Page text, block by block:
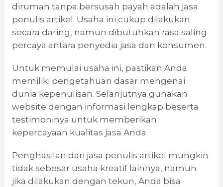
dirumah tanpa bersusah payah adalah jasa
penulis artikel. Usaha ini cukup dilakukan
secara daring, namun dibutuhkan rasa saling
percaya antara penyedia jasa dan konsumen.
Untuk memulai usaha ini, pastikan Anda
memiliki pengetahuan dasar mengenai
dunia kepenulisan. Selanjutnya gunakan
website dengan informasi lengkap beserta
testimoninya untuk memberikan
kepercayaan kualitas jasa Anda.
Penghasilan dari jasa penulis artikel mungkin
tidak sebesar usaha kreatif lainnya, namun
jika dilakukan dengan tekun, Anda bisa